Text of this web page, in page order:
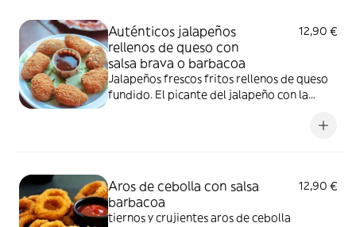
Auténticos jalapeños
rellenos de queso con
salsa brava o barbacoa
12,90 €
Jalapeños frescos fritos rellenos de queso
fundido. El picante del jalapeño con la
Aros de cebolla con salsa
barbacoa
12,90 €
tiernos y crujientes aros de cebolla